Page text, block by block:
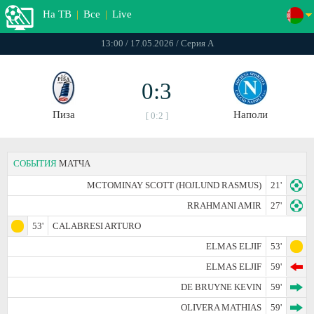
На ТВ | Все | Live
13:00 / 17.05.2026 / Серия А
Пиза
0:3
[ 0:2 ] Наполи
СОБЫТИЯ МАТЧА
MCTOMINAY SCOTT (HOJLUND RASMUS)
21'
RRAHMANI AMIR
27'
53'
CALABRESI ARTURO
ELMAS ELJIF
53'
ELMAS ELJIF
59'
DE BRUYNE KEVIN
59'
OLIVERA MATHIAS
59'